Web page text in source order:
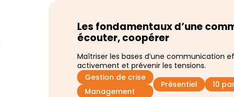
Les fondamentaux d’une
écouter, coopérer
Maîtriser les bases d’une communication
activement et prévenir les tensions.
Gestion de crise
Management
Présentiel 10